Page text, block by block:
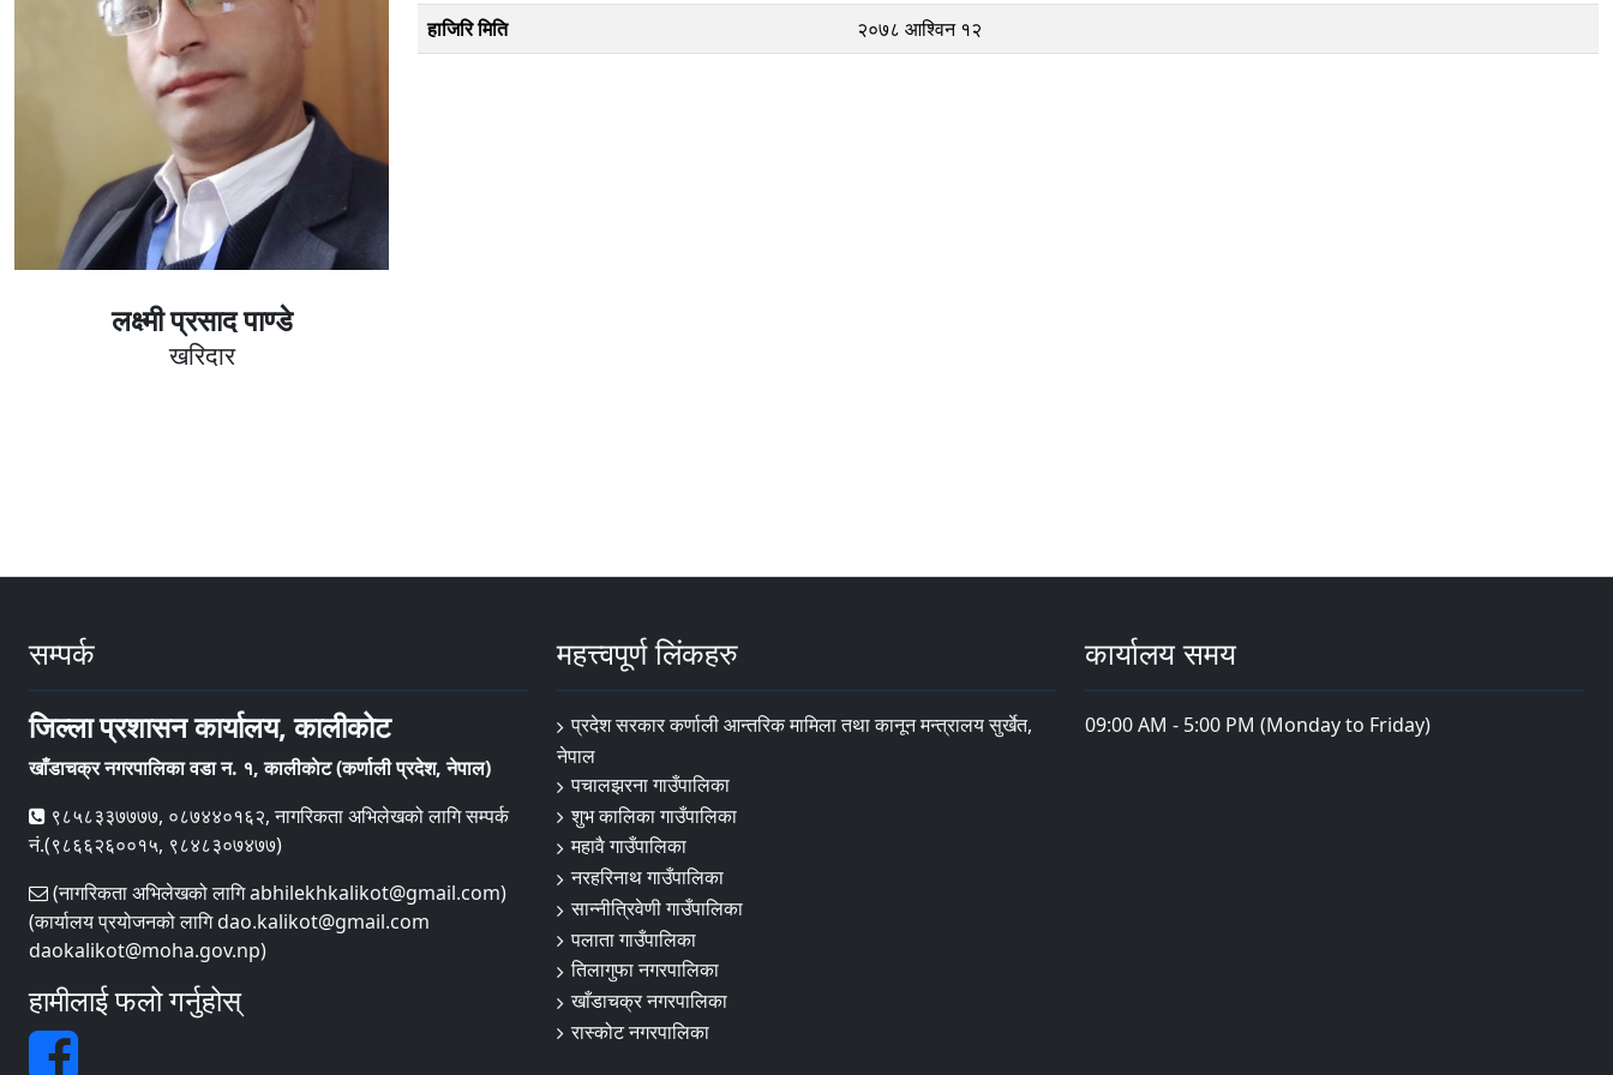
लक्ष्मी प्रसाद पाण्डे
खरिदार
हाजिरि मिति
२०७८ आश्विन १२
सम्पर्क
जिल्ला प्रशासन कार्यालय, कालीकोट
खाँडाचक्र नगरपालिका वडा न‌‍. १, कालीकाेट (कर्णाली प्रदेश, नेपाल)
९८५८३३७७७७, ०८७४४०१६२, नागरिकता अभिलेखको लागि सम्पर्क
नं.(९८६६२६००१५, ९८४८३०७४७७)
(नागरिकता अभिलेखको लागि abhilekhkalikot@gmail.com)
(कार्यालय प्रयोजनको लागि dao.kalikot@gmail.com
daokalikot@moha.gov.np)
हामीलाई फलो गर्नुहोस्
महत्त्वपूर्ण लिंकहरु
प्रदेश सरकार कर्णाली आन्तरिक मामिला तथा कानून मन्त्रालय सुर्खेत,
नेपाल
पचालझरना गाउँपालिका
शुभ कालिका गाउँपालिका
महावै गाउँपालिका
नरहरिनाथ गाउँपालिका
सान्नीत्रिवेणी गाउँपालिका
पलाता गाउँपालिका
तिलागुफा नगरपालिका
खाँडाचक्र नगरपालिका
रास्कोट नगरपालिका
कार्यालय समय
09:00 AM - 5:00 PM (Monday to Friday)